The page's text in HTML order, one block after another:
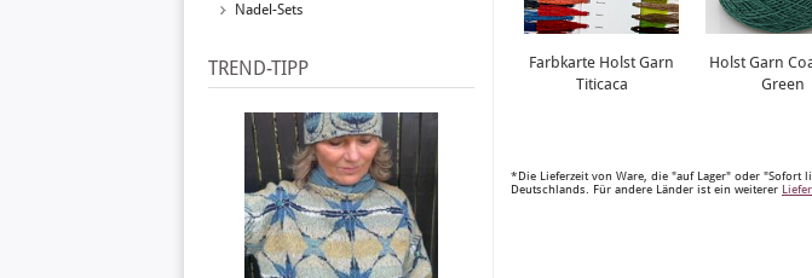
Nadel-Sets
TREND-TIPP
Farbkarte Holst Garn
Titicaca
Holst Garn
Green
*Die Lieferzeit von Ware, die "auf Lager" oder "Sofort
Deutschlands. Für andere Länder ist ein weiterer